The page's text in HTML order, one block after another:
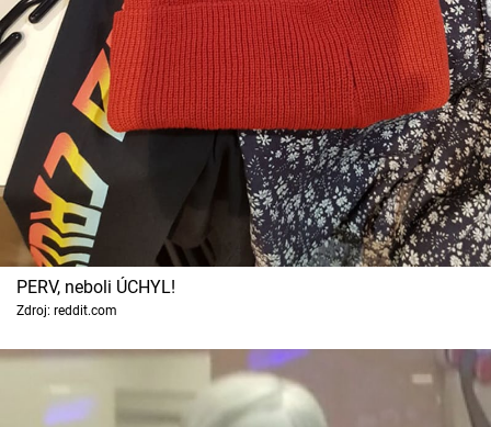
PERV, neboli ÚCHYL!
Zdroj: reddit.com